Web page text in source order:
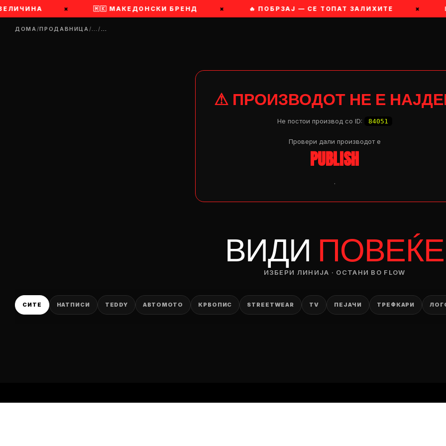
× 🇲🇰 МАКЕДОНСКИ БРЕНД × 🔥 ПОБРЗАЈ — СЕ ТОПАТ ЗАЛИХИТЕ ×
ДОМА/ПРОДАВНИЦА/…/…
⚠ ПРОИЗВОДОТ НЕ Е
Не постои производ со ID: 84051
Провери дали производот e
PUBLISH
.
ВИДИ ПОВЕЌЕ
ИЗБЕРИ ЛИНИЈА · ОСТАНИ ВО FLOW
СИТЕ НАТПИСИ TEDDY АВТОМОТО КРВОПИС STREETWEAR TV ПЕЈАЧИ ТРЕФКАРИ
— ден
ПЛАТИ ПРИ ДОСТАВА ВО КЕШ